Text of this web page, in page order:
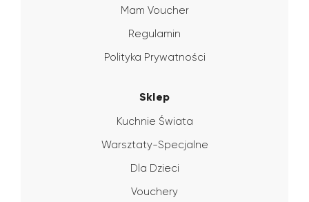
Mam Voucher
Regulamin
Polityka Prywatności
Sklep
Kuchnie Świata
Warsztaty-Specjalne
Dla Dzieci
Vouchery